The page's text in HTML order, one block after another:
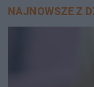
NAJNOWSZE Z